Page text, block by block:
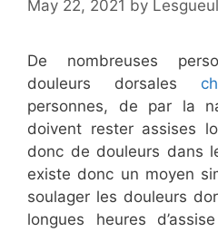
May 22, 2021 by
De nombreuses
douleurs dorsales
personnes, de par la
doivent rester assises
donc de douleurs dans
existe donc un moyen
soulager les douleurs
longues heures